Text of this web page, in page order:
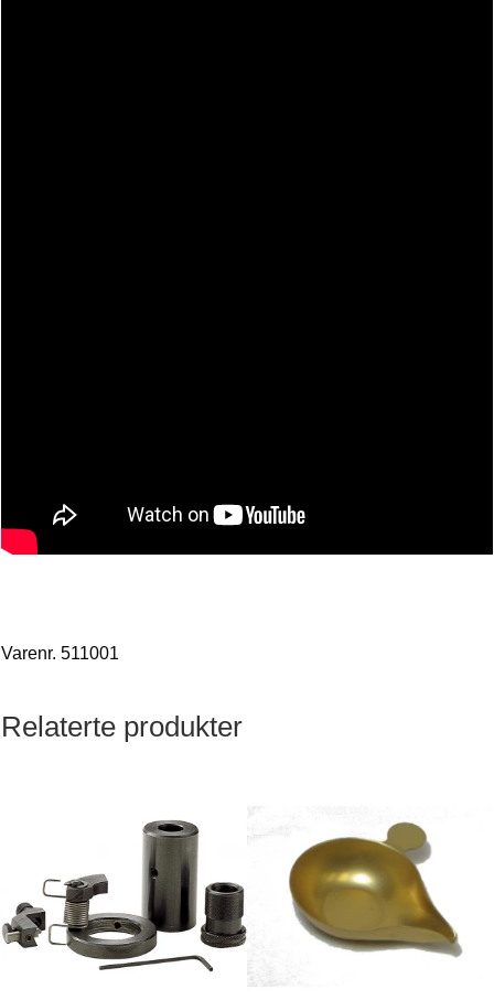
Varenr. 511001
Relaterte produkter